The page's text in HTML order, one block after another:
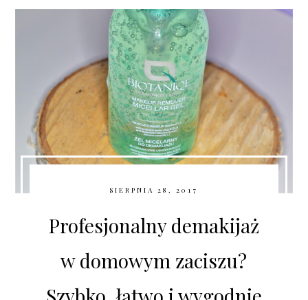
SIERPNIA 28, 2017
Profesjonalny demakijaż
w domowym zaciszu?